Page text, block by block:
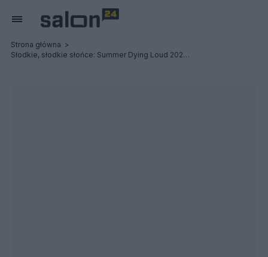
Strona główna
Słodkie, słodkie słońce: Summer Dying Loud 2023 - Relacja